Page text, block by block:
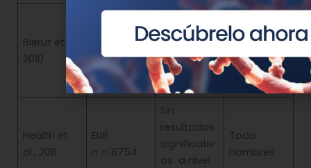
Bierut et al.,
2010
Nc = 1035
resultados
os a nivel
genómico
Health et
al., 2011
EUR
n = 8754
Sin
resultados
significativ
os a nivel
Todo
hombres